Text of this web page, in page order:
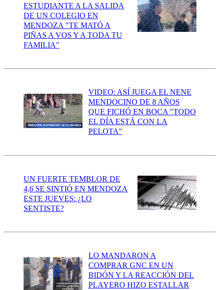
ESTUDIANTE A LA SALIDA
DE UN COLEGIO EN
MENDOZA "TE MATÓ A
PIÑAS A VOS Y A TODA TU
FAMILIA"
VIDEO: ASÍ JUEGA EL NENE
MENDOCINO DE 8 AÑOS
QUE FICHÓ EN BOCA "TODO
EL DÍA ESTÁ CON LA
PELOTA"
UN FUERTE TEMBLOR DE
4,6 SE SINTIÓ EN MENDOZA
ESTE JUEVES: ¿LO
SENTISTE?
LO MANDARON A
COMPRAR GNC EN UN
BIDÓN Y LA REACCIÓN DEL
PLAYERO HIZO ESTALLAR